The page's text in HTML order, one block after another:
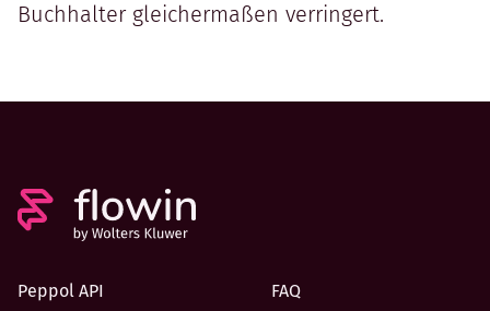
Buchhalter gleichermaßen verringert.
Peppol API
FAQ